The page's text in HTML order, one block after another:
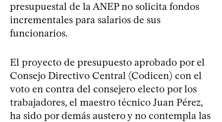
presupuestal de la ANEP no solicita fondos
incrementales para salarios de sus
funcionarios.
El proyecto de presupuesto aprobado por el
Consejo Directivo Central (Codicen) con el
voto en contra del consejero electo por los
trabajadores, el maestro técnico Juan Pérez,
ha sido por demás austero y no contempla las